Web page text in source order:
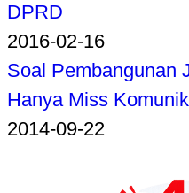
DPRD
2016-02-16
Soal Pembangunan
Hanya Miss
2014-09-22